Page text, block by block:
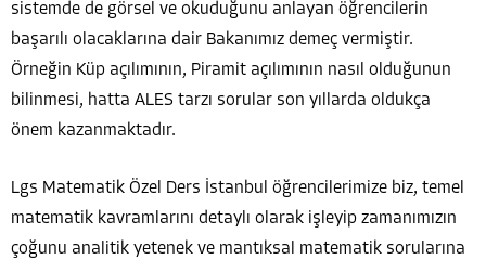
sistemde de görsel ve okuduğunu anlayan öğrencilerin
başarılı olacaklarına dair Bakanımız demeç vermiştir.
Örneğin Küp açılımının, Piramit açılımının nasıl olduğunun
bilinmesi, hatta ALES tarzı sorular son yıllarda oldukça
önem kazanmaktadır.
Lgs Matematik Özel Ders İstanbul öğrencilerimize biz, temel
matematik kavramlarını detaylı olarak işleyip zamanımızın
çoğunu analitik yetenek ve mantıksal matematik sorularına